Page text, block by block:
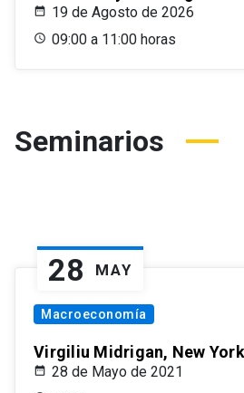
19 de Agosto de 2026
09:00 a 11:00 horas
Seminarios
28 MAY
Macroeconomía
Virgiliu Midrigan, New
28 de Mayo de 2021